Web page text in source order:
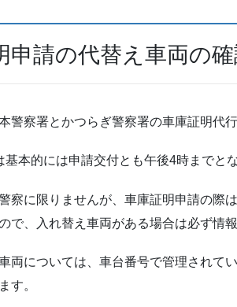
申請の代替え車両の
警察署とかつらぎ警察署の車庫証明代
基本的には申請交付とも午後4時までと
察に限りませんが、車庫証明申請の際
で、入れ替え車両がある場合は必ず情
両については、車台番号で管理されて
す。